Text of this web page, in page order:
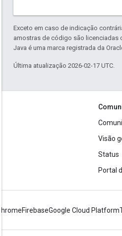
Exceto em caso de indicação
amostras de código são licenciadas
Java é uma marca registrada da
Última atualização 2026-02-17 UTC.
Visão
Status
Portal
ChromeFirebaseGoogle Cloud Platform